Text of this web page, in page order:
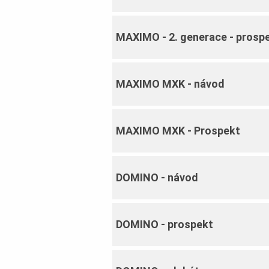
MAXIMO ‐ 2. generace ‐
MAXIMO MXK ‐ návod
MAXIMO MXK ‐ Prospekt
DOMINO ‐ návod
DOMINO ‐ prospekt